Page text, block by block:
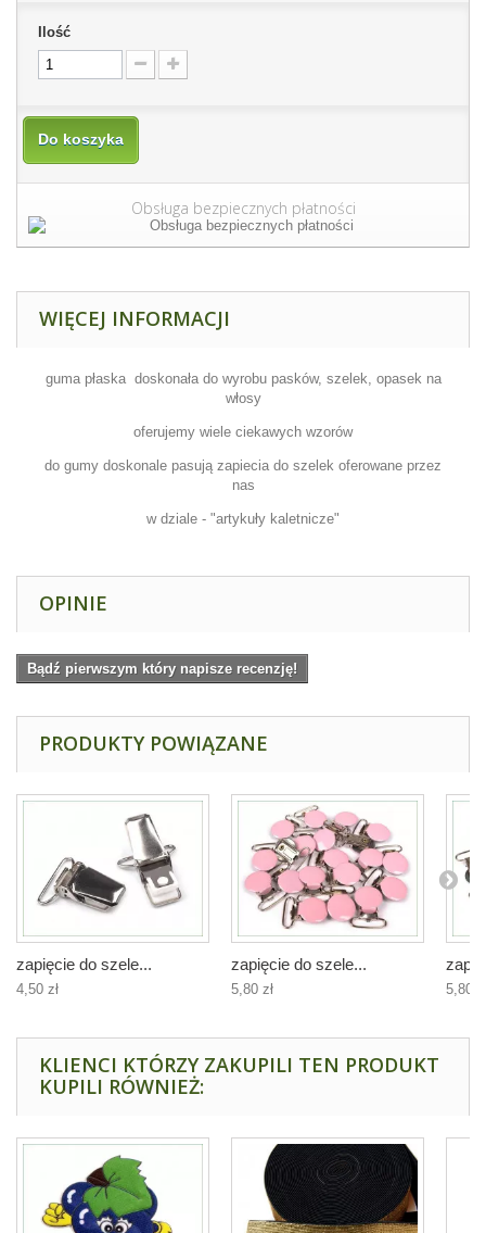
Ilość
Do koszyka
Obsługa bezpiecznych płatności
WIĘCEJ INFORMACJI
guma płaska doskonała do wyrobu pasków, szelek, opasek na
włosy
oferujemy wiele ciekawych wzorów
do gumy doskonale pasują zapiecia do szelek oferowane przez
nas
w dziale - "artykuły kaletnicze"
OPINIE
Bądź pierwszym który napisze recenzję!
PRODUKTY POWIĄZANE
zapięcie do szele...
4,50 zł
zapięcie do szele...
5,80 zł 5,80
KLIENCI KTÓRZY ZAKUPILI TEN PRODUKT
KUPILI RÓWNIEŻ: